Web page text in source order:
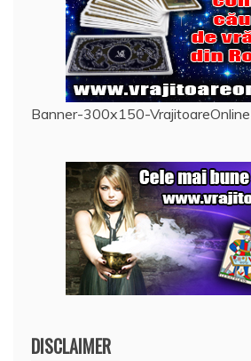
Banner-300x150-VrajitoareOnline
DISCLAIMER